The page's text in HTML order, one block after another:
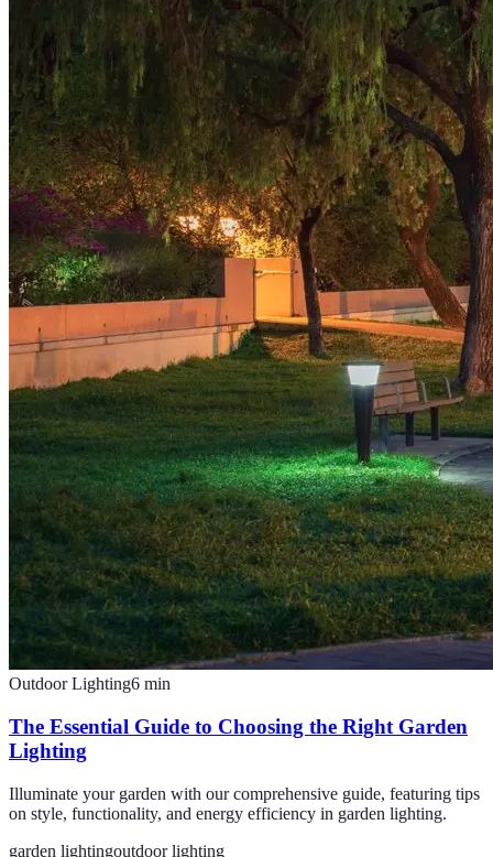
Outdoor Lighting6 min
The Essential Guide to Choosing the Right Garden
Lighting
Illuminate your garden with our comprehensive guide, featuring tips
on style, functionality, and energy efficiency in garden lighting.
garden lightingoutdoor lighting